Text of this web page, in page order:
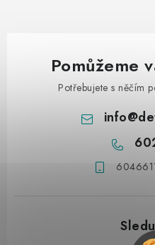
Pomůžeme
Potřebujete s něčím
info@